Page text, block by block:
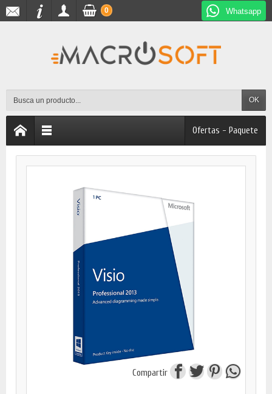
Whatsapp
OK
0
Ofertas - Paquete
Compartir